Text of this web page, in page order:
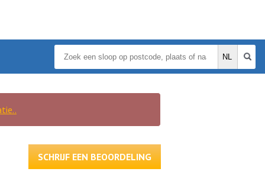
SCHRIJF EEN BEOORDELING